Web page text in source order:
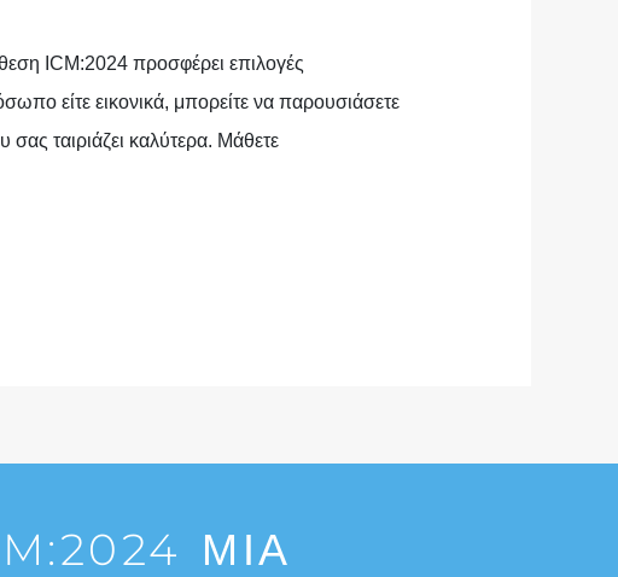
ICM:2024 προσφέρει επιλογές
είτε εικονικά, μπορείτε να παρουσιάσετε
ταιριάζει καλύτερα. Μάθετε
ΜΙΑ